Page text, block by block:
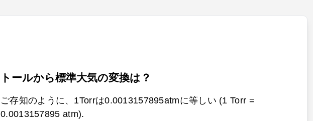
トールから標準大気の変換は？
ご存知のように、1Torrは0.0013157895atmに等しい (1 Torr =
0.0013157895 atm).